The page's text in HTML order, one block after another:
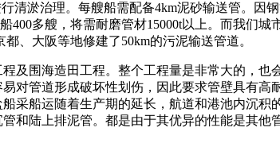
清淤治理。每艘船需配备4km泥砂输送管。因
400多艘，将需耐磨管材15000t以上。而我们城
都、大阪等地修建了50km的污泥输送管道。
围海造田工程。整个工程量是非常大的，也
对管道形成破坏性划伤，因此要求管壁具有
采船运随着生产期的延长，航道和港池内沉
和陆上排泥管。都是由于其优异的性能是其